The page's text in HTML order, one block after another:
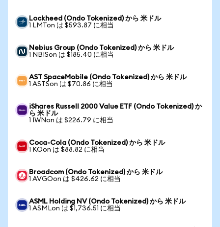
Lockheed (Ondo Tokenized) から 米ドル
1 LMTon は $593.87 に相当
Nebius Group (Ondo Tokenized) から 米ドル
1 NBISon は $185.40 に相当
AST SpaceMobile (Ondo Tokenized) から 米ドル
1 ASTSon は $70.86 に相当
iShares Russell 2000 Value ETF (Ondo Tokenized) か
ら 米ドル
1 IWNon は $226.79 に相当
Coca-Cola (Ondo Tokenized) から 米ドル
1 KOon は $88.82 に相当
Broadcom (Ondo Tokenized) から 米ドル
1 AVGOon は $426.62 に相当
ASML Holding NV (Ondo Tokenized) から 米ドル
1 ASMLon は $1,736.51 に相当